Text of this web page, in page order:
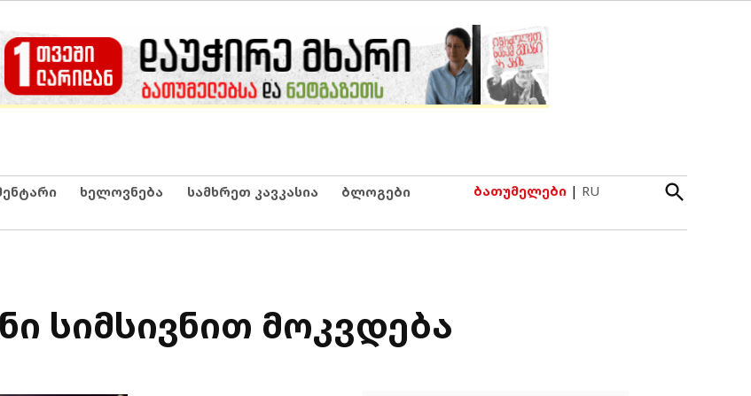
ხელოვნება სამხრეთ კავკასია ბლოგები ბათუმელები | RU
Open
Search
სიმსივნით მოკვდება